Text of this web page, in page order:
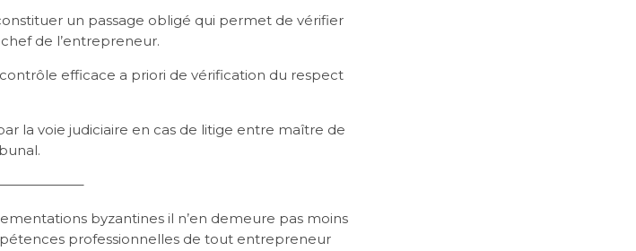
un passage obligé qui permet de vérifier
de l’entrepreneur.
efficace a priori de vérification du respect
la voie judiciaire en cas de litige entre maître de
byzantines il n’en demeure pas moins
professionnelles de tout entrepreneur